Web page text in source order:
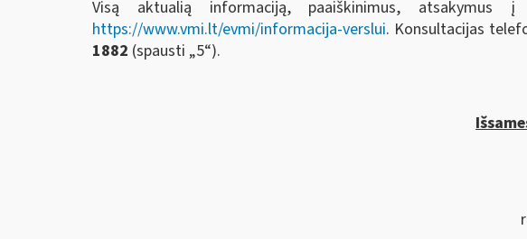
Visą aktualią informaciją, paaiškinimus, atsakymus
https://www.vmi.lt/evmi/informacija-verslui. Konsultacijas
1882 (spausti „5“).